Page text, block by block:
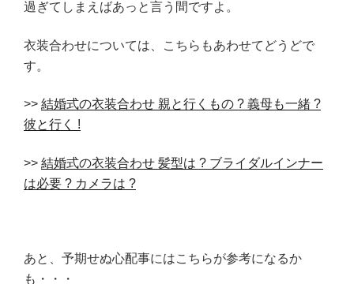
過ぎてしまえばあっと言う間ですよ。
衣装合わせについては、こちらもあわせてどうどで
す。
>> 結婚式の衣装合わせ 親と行くもの ? 義母も一緒 ?
彼と行く !
>> 結婚式の衣装合わせ 髪型は ? ブライダルインナー
は必要 ? カメラは ?
あと、予期せぬ心配事にはこちらが参考になるか
も・・・